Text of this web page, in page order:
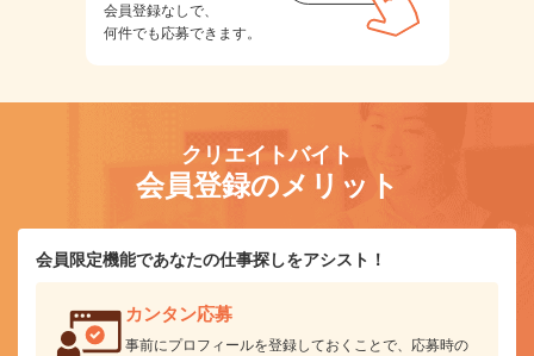
会員登録なしで、
何件でも応募できます。
クリエイトバイト
会員登録のメリット
会員限定機能であなたの仕事探しをアシスト！
カンタン応募
事前にプロフィールを登録しておくことで、応募時の